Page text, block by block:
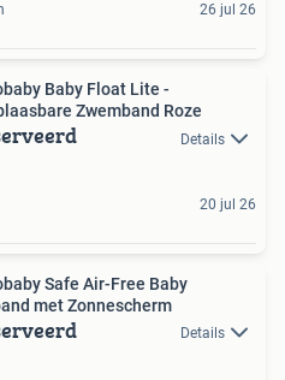
26 jul 26
Baby Float Lite -
Zwemband Roze
Details
20 jul 26
Safe Air-Free Baby
met Zonnescherm
Details